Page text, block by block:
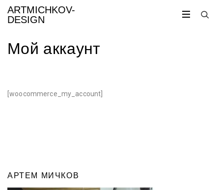
ARTMICHKOV-
DESIGN
Мой аккаунт
[woocommerce_my_account]
АРТЕМ МИЧКОВ